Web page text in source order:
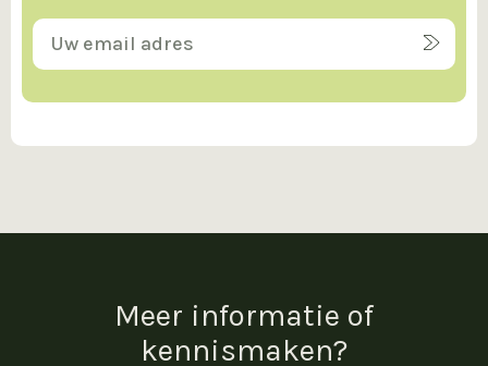
Meer informatie of
kennismaken?